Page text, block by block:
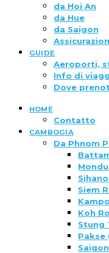
da Hoi An
da Hue
da Saigon
GUIDE
Aeroporti,
Info di
Dove
HOME
Contatto
CAMBOGIA
Da Phnom
Siem
Koh
Stung
Pakse